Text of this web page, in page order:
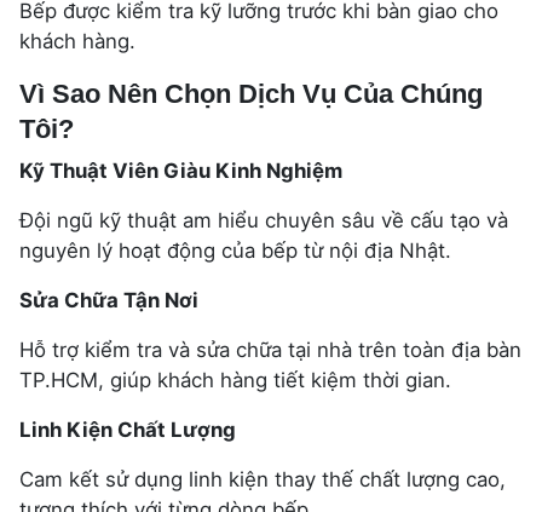
Bếp được kiểm tra kỹ lưỡng trước khi bàn giao cho
khách hàng.
Vì Sao Nên Chọn Dịch Vụ Của Chúng
Tôi?
Kỹ Thuật Viên Giàu Kinh Nghiệm
Đội ngũ kỹ thuật am hiểu chuyên sâu về cấu tạo và
nguyên lý hoạt động của bếp từ nội địa Nhật.
Sửa Chữa Tận Nơi
Hỗ trợ kiểm tra và sửa chữa tại nhà trên toàn địa bàn
TP.HCM, giúp khách hàng tiết kiệm thời gian.
Linh Kiện Chất Lượng
Cam kết sử dụng linh kiện thay thế chất lượng cao,